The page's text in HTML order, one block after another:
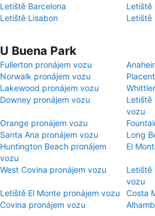
Letiště Barcelona
Letiště
Letiště Lisabon
Letiště
U Buena Park
Fullerton pronájem vozu
Norwalk pronájem vozu
Lakewood pronájem vozu
Downey pronájem vozu
Letiště
vozu
Orange pronájem vozu
Santa Ana pronájem vozu
Long
Huntington Beach pronájem
vozu
El
West Covina pronájem vozu
Letiště
vozu
Letiště El Monte pronájem vozu
Costa
Covina pronájem vozu